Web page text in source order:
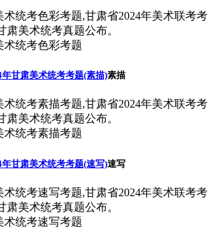
术统考色彩考题,甘肃省2024年美术联考考
肃美术统考真题公布。
年甘肃美术统考考题(素描)素描
术统考素描考题,甘肃省2024年美术联考考
肃美术统考真题公布。
年甘肃美术统考考题(速写)速写
术统考速写考题,甘肃省2024年美术联考考
肃美术统考真题公布。